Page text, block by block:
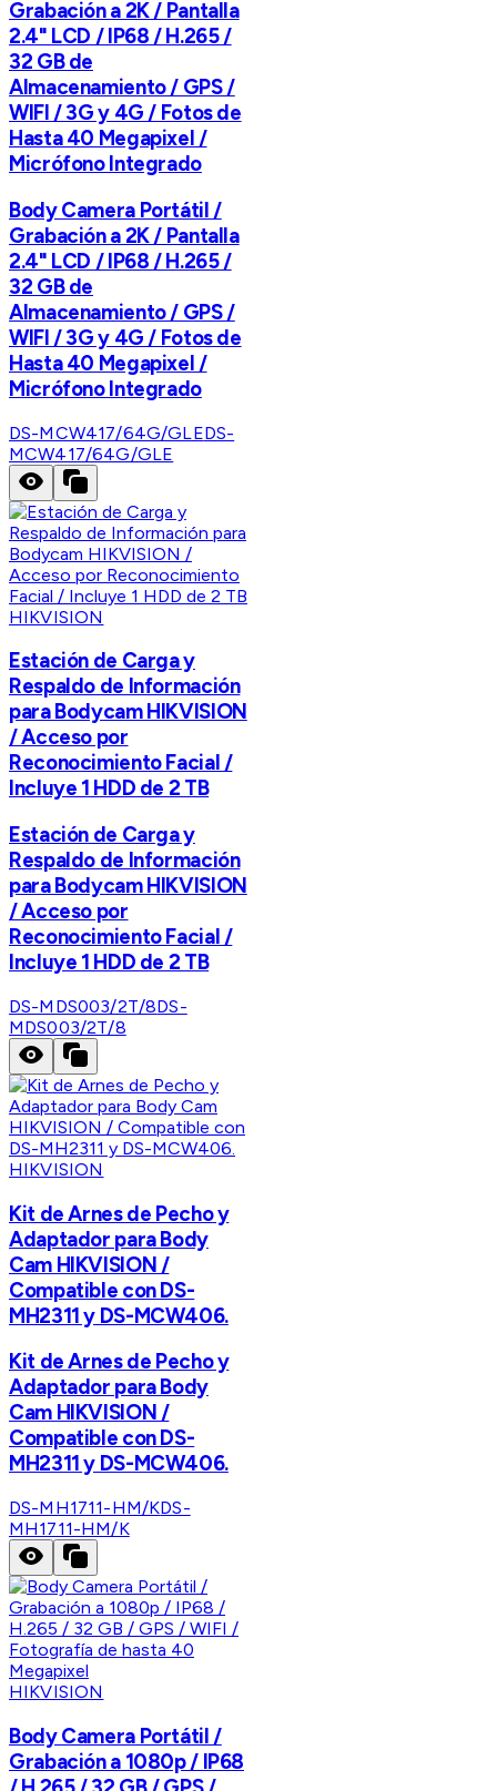
Grabación a 2K / Pantalla
2.4" LCD / IP68 / H.265 /
32 GB de
Almacenamiento / GPS /
WIFI / 3G y 4G / Fotos de
Hasta 40 Megapixel /
Micrófono Integrado
Body Camera Portátil /
Grabación a 2K / Pantalla
2.4" LCD / IP68 / H.265 /
32 GB de
Almacenamiento / GPS /
WIFI / 3G y 4G / Fotos de
Hasta 40 Megapixel /
Micrófono Integrado
DS-MCW417/64G/GLEDS-
MCW417/64G/GLE
HIKVISION
Estación de Carga y
Respaldo de Información
para Bodycam HIKVISION
/ Acceso por
Reconocimiento Facial /
Incluye 1 HDD de 2 TB
Estación de Carga y
Respaldo de Información
para Bodycam HIKVISION
/ Acceso por
Reconocimiento Facial /
Incluye 1 HDD de 2 TB
DS-MDS003/2T/8DS-
MDS003/2T/8
HIKVISION
Kit de Arnes de Pecho y
Adaptador para Body
Cam HIKVISION /
Compatible con DS-
MH2311 y DS-MCW406.
Kit de Arnes de Pecho y
Adaptador para Body
Cam HIKVISION /
Compatible con DS-
MH2311 y DS-MCW406.
DS-MH1711-HM/KDS-
MH1711-HM/K
HIKVISION
Body Camera Portátil /
Grabación a 1080p / IP68